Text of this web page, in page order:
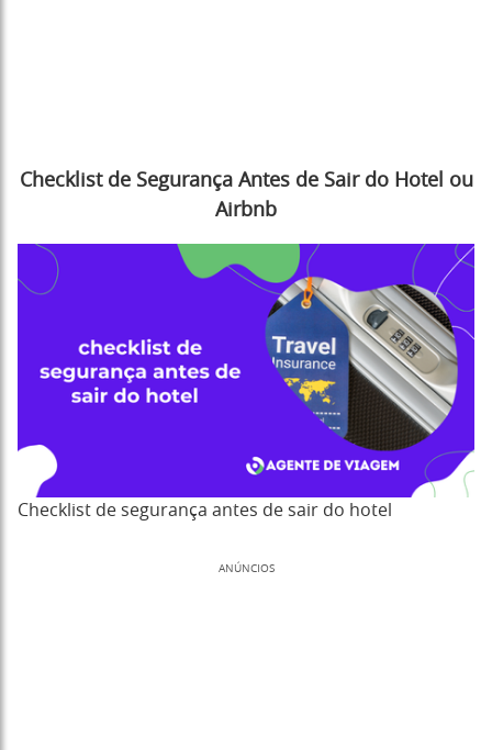
Checklist de Segurança Antes de Sair do Hotel ou
Airbnb
Checklist de segurança antes de sair do hotel
ANÚNCIOS